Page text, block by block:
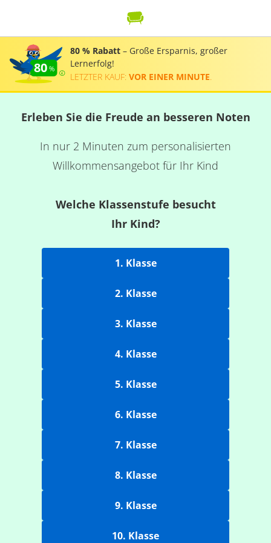
80
80 % Rabatt – Große Ersparnis, großer
Lernerfolg!
LETZTER KAUF: VOR EINER MINUTE
Erleben Sie die Freude an besseren Noten
In nur 2 Minuten zum personalisierten
Willkommensangebot für Ihr Kind
Welche Klassenstufe besucht
Ihr Kind?
1. Klasse
2. Klasse
3. Klasse
4. Klasse
5. Klasse
6. Klasse
7. Klasse
8. Klasse
9. Klasse
10. Klasse